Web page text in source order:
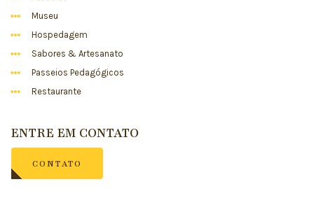
Museu
Hospedagem
Sabores & Artesanato
Passeios Pedagógicos
Restaurante
ENTRE EM CONTATO
CONTATO